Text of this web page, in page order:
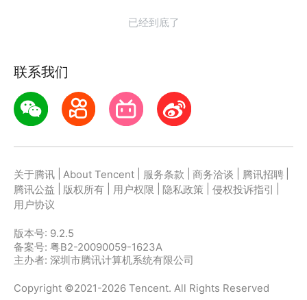
已经到底了
联系我们
关于腾讯 About Tencent 服务条款 商务洽谈 腾讯招聘
腾讯公益
版权所有 用户权限 隐私政策 侵权投诉指引
用户协议
版本号: 9.2.5
备案号: 粤B2-20090059-1623A
主办者: 深圳市腾讯计算机系统有限公司
Copyright ©2021-2026 Tencent. All Rights Reserved